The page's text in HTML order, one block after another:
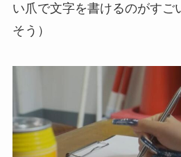
い爪で文字を書けるのがすご
そう）